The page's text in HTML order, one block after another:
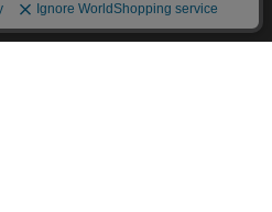
ログイン お気に入り お知らせ